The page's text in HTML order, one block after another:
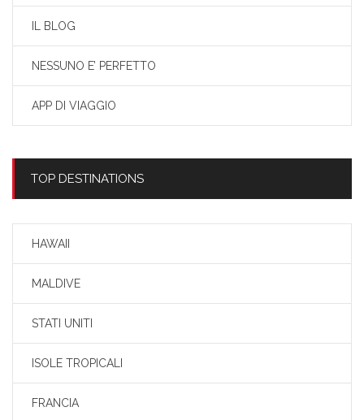
IL BLOG
NESSUNO E’ PERFETTO
APP DI VIAGGIO
TOP DESTINATIONS
HAWAII
MALDIVE
STATI UNITI
ISOLE TROPICALI
FRANCIA